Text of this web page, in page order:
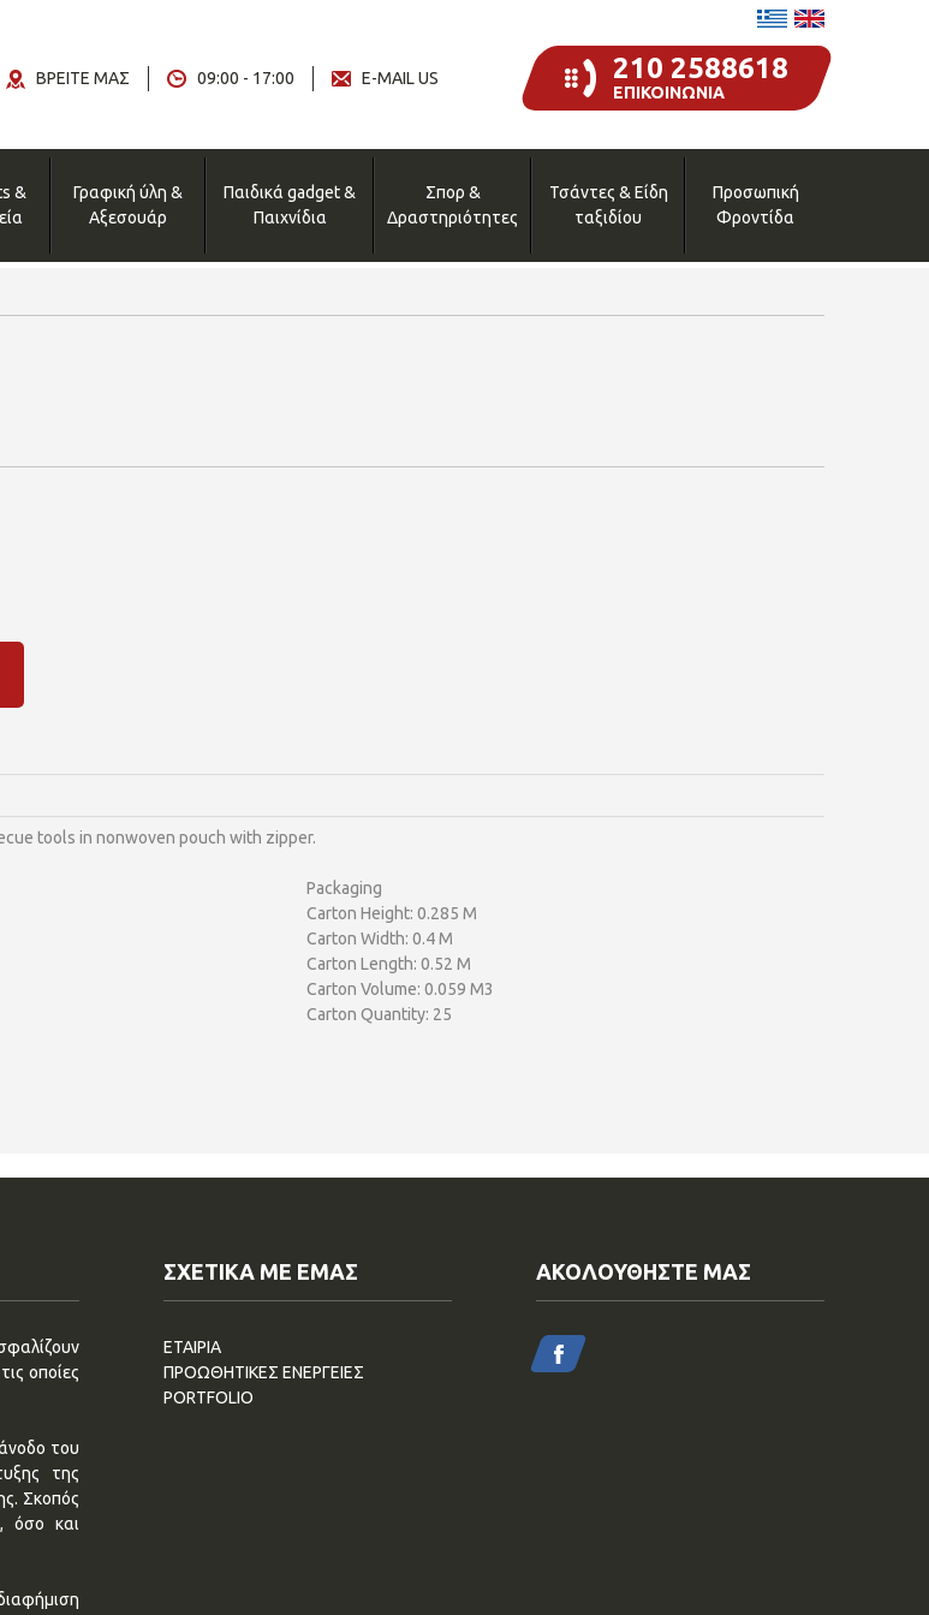
210 2588618
ΕΠΙΚΟΙΝΩΝΙΑ
E-MAIL US
09:00 - 17:00
ΒΡΕΙΤΕ ΜΑΣ
&
Γραφική ύλη &
Αξεσουάρ
Παιδικά gadget &
Παιχνίδια
Σπορ &
Δραστηριότητες
Τσάντες & Είδη
ταξιδίου
Προσωπική
Φροντίδα
tools in nonwoven pouch with zipper.
Packaging
Carton Height: 0.285 M
Carton Width: 0.4 M
Carton Length: 0.52 M
Carton Volume: 0.059 M3
Carton Quantity: 25
οποίες
του
της
Σκοπός
όσο και
ΣΧΕΤΙΚΑ ΜΕ ΕΜΑΣ
ΕΤΑΙΡΙΑ
ΠΡΟΩΘΗΤΙΚΕΣ ΕΝΕΡΓΕΙΕΣ
PORTFOLIO
ΑΚΟΛΟΥΘΗΣΤΕ ΜΑΣ